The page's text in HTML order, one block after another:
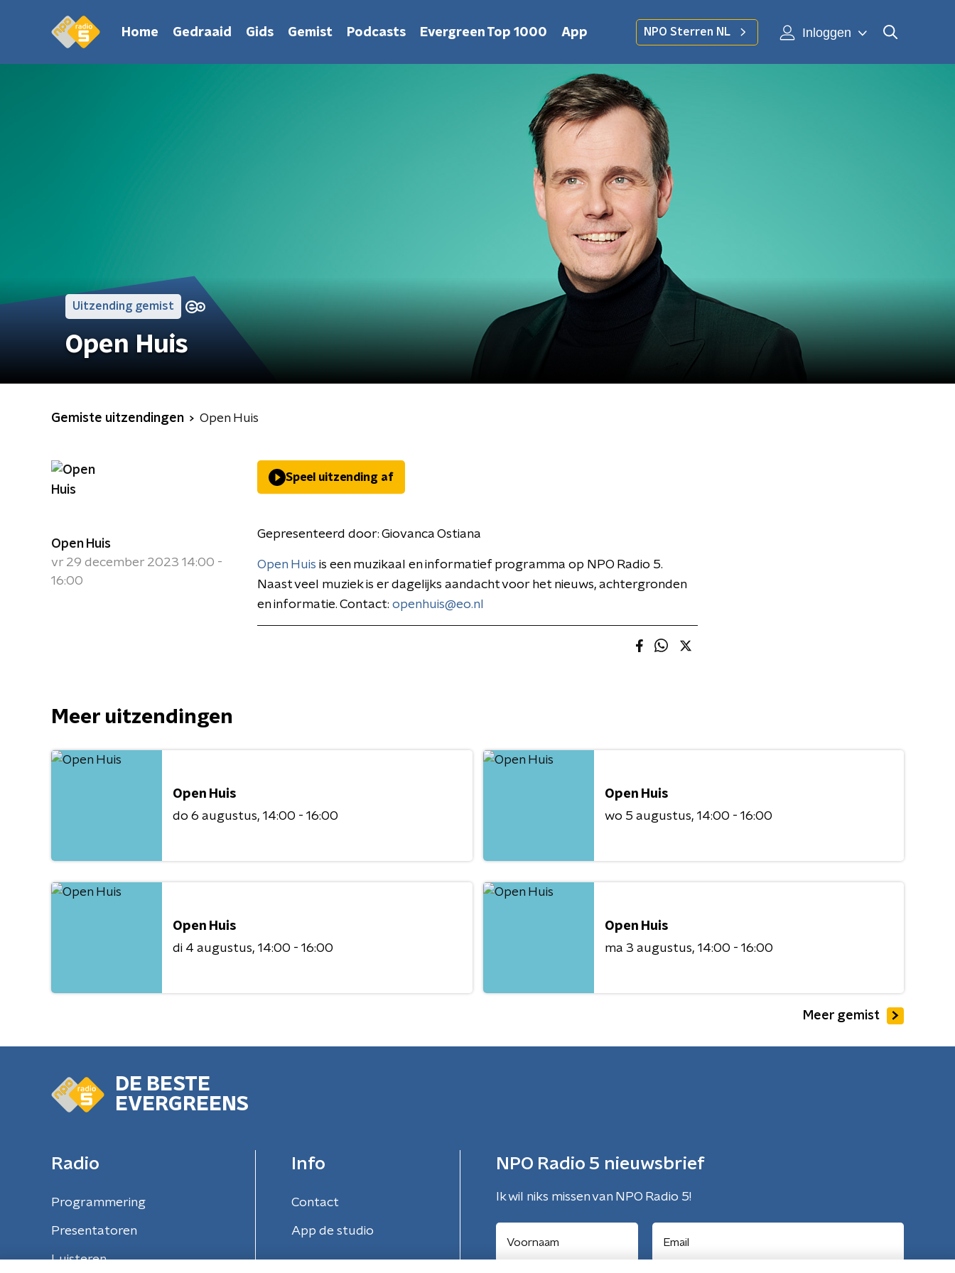
Home Gedraaid Gids Gemist Podcasts Evergreen Top 1000 App NPO Sterren NL Inloggen
Uitzending gemist
Open Huis
Gemiste uitzendingen Open Huis
Open Huis
vr 29 december 2023 14:00 -
16:00
Speel uitzending af
Gepresenteerd door: Giovanca Ostiana
Open Huis is een muzikaal en informatief programma op NPO Radio 5.
Naast veel muziek is er dagelijks aandacht voor het nieuws, achtergronden
en informatie. Contact: openhuis@eo.nl
Meer uitzendingen
Open Huis
do 6 augustus 14:00 - 16:00
Open Huis
wo 5 augustus 14:00 - 16:00
Open Huis
di 4 augustus 14:00 - 16:00
Open Huis
ma 3 augustus 14:00 - 16:00
Meer gemist
DE BESTE
EVERGREENS
Radio
Programmering
Presentatoren
Luisteren
Info
Contact
App de studio
NPO Radio 5 nieuwsbrief
Ik wil niks missen van NPO Radio 5!